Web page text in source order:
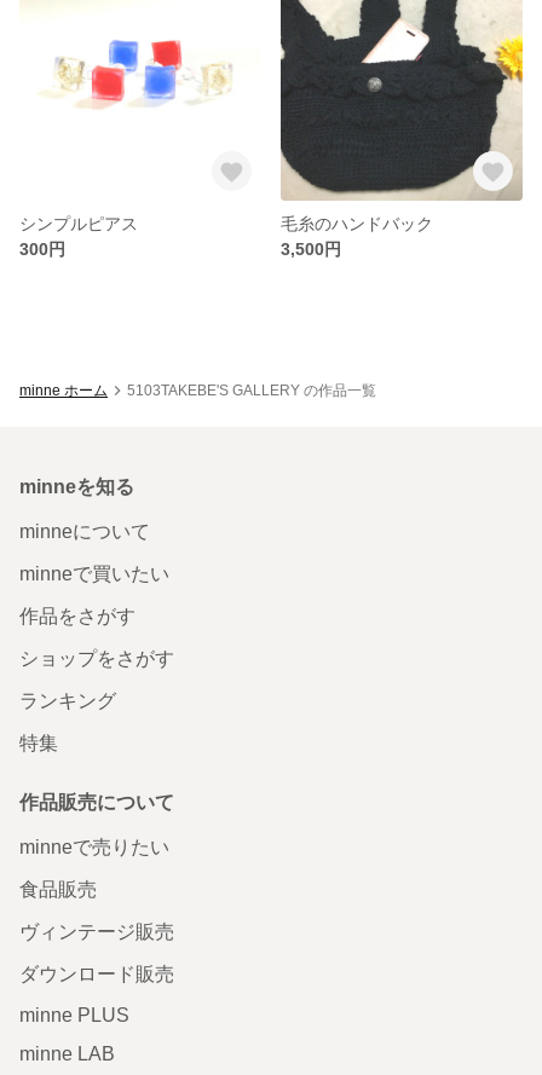
シンプルピアス
300円
毛糸のハンドバック
3,500円
minne ホーム 5103TAKEBE'S GALLERY の作品一覧
minneを知る
minneについて
minneで買いたい
作品をさがす
ショップをさがす
ランキング
特集
作品販売について
minneで売りたい
食品販売
ヴィンテージ販売
ダウンロード販売
minne PLUS
minne LAB